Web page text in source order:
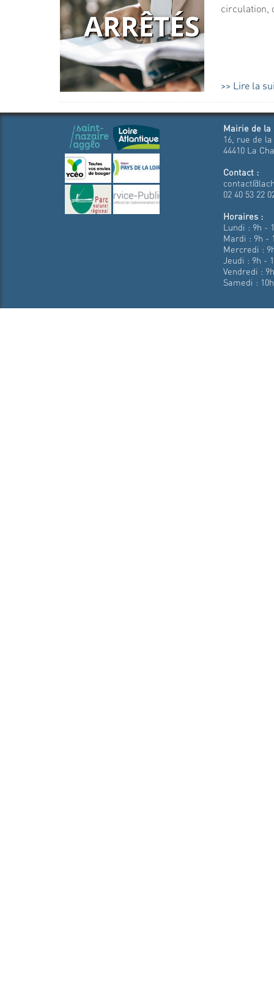
circulation,
Lire la
Mairie de la
16, rue de
44410 La
Contact :
02 40 53 22
Horaires :
Lundi : 9h -
Mardi : 9h -
Mercredi :
Jeudi : 9h -
Vendredi :
Samedi :